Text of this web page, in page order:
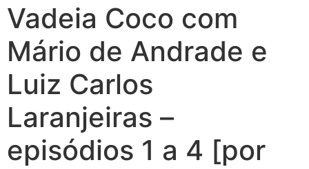
Vadeia Coco com
Mário de Andrade e
Luiz Carlos
Laranjeiras –
episódios 1 a 4 [por